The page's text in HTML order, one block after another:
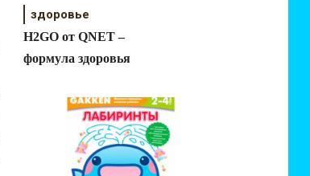
здоровье
H2GO от QNET –
формула здоровья